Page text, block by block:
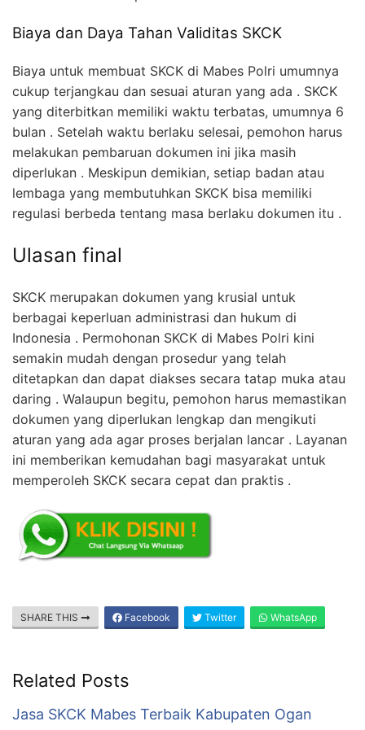
Biaya dan Daya Tahan Validitas SKCK
Biaya untuk membuat SKCK di Mabes Polri umumnya
cukup terjangkau dan sesuai aturan yang ada . SKCK
yang diterbitkan memiliki waktu terbatas, umumnya 6
bulan . Setelah waktu berlaku selesai, pemohon harus
melakukan pembaruan dokumen ini jika masih
diperlukan . Meskipun demikian, setiap badan atau
lembaga yang membutuhkan SKCK bisa memiliki
regulasi berbeda tentang masa berlaku dokumen itu .
Ulasan final
SKCK merupakan dokumen yang krusial untuk
berbagai keperluan administrasi dan hukum di
Indonesia . Permohonan SKCK di Mabes Polri kini
semakin mudah dengan prosedur yang telah
ditetapkan dan dapat diakses secara tatap muka atau
daring . Walaupun begitu, pemohon harus memastikan
dokumen yang diperlukan lengkap dan mengikuti
aturan yang ada agar proses berjalan lancar . Layanan
ini memberikan kemudahan bagi masyarakat untuk
memperoleh SKCK secara cepat dan praktis .
SHARE THIS Facebook Twitter WhatsApp
Related Posts
Jasa SKCK Mabes Terbaik Kabupaten Ogan